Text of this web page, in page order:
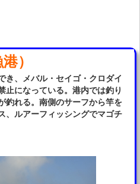
）
、メバル・セイゴ・クロダイ
止になっている。港内では釣り
釣れる。南側のサーフから竿を
、ルアーフィッシングでマゴチ